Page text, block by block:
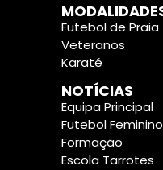
Futebol de Praia
Veteranos
Karaté
NOTÍCIAS
Equipa Principal
Futebol Feminino
Formação
Escola Tarrotes